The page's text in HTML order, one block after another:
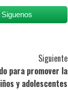
Siguenos
Siguiente
para promover la
y adolescentes